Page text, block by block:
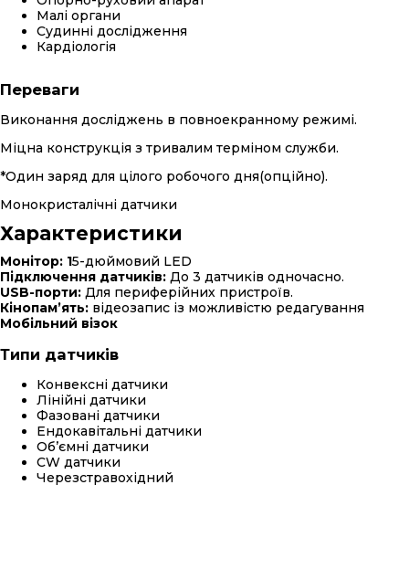
Малі органи
Судинні дослідження
Кардіологія
Переваги
Виконання досліджень в повноекранному режимі.
Міцна конструкція з тривалим терміном служби.
*Один заряд для цілого робочого дня(опційно).
Монокристалічні датчики
Характеристики
Монітор: 15-дюймовий LED
Підключення датчиків: До 3 датчиків одночасно.
USB-порти: Для периферійних пристроїв.
Кінопам’ять: відеозапис із можливістю редагування
Мобільний візок
Типи датчиків
Конвексні датчики
Лінійні датчики
Фазовані датчики
Ендокавітальні датчики
Об’ємні датчики
CW датчики
Черезстравохідний